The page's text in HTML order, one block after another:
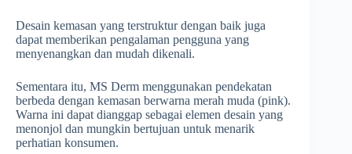
Desain kemasan yang terstruktur dengan baik juga
dapat memberikan pengalaman pengguna yang
menyenangkan dan mudah dikenali.
Sementara itu, MS Derm menggunakan pendekatan
berbeda dengan kemasan berwarna merah muda (pink).
Warna ini dapat dianggap sebagai elemen desain yang
menonjol dan mungkin bertujuan untuk menarik
perhatian konsumen.